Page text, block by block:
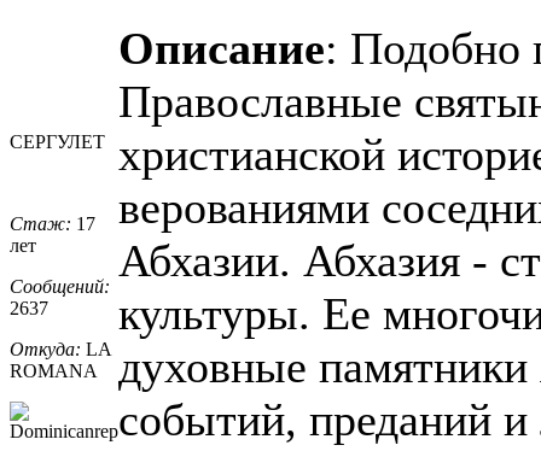
СЕРГУЛЕТ
Стаж: 17
лет
Сообщений:
2637
Откуда: LA
ROMANA
Описание: Подобно
Православные
христианской
верованиями
Абхазии. Абхазия -
культуры. Ее
духовные памятники
событий, преданий и